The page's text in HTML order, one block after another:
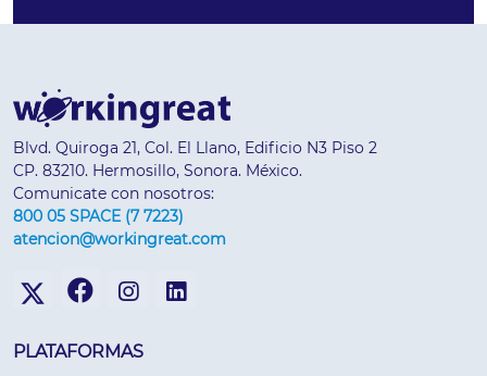
Blvd. Quiroga 21, Col. El Llano, Edificio N3 Piso 2
CP. 83210. Hermosillo, Sonora. México.
Comunicate con nosotros:
800 05 SPACE (7 7223)
atencion@workingreat.com
PLATAFORMAS